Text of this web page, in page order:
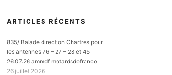
ARTICLES RÉCENTS
835/ Balade direction Chartres pour
les antennes 76 – 27 – 28 et 45
26.07.26 ammdf motardsdefrance
26 juillet 2026